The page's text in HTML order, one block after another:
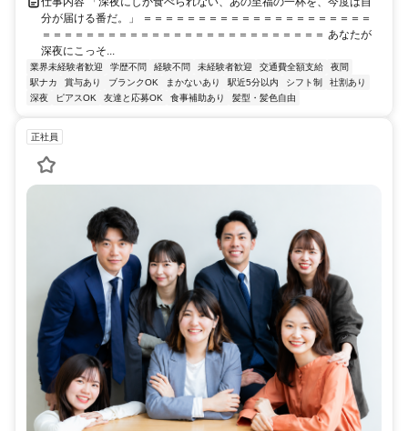
分が届ける番だ。」 ＝＝＝＝＝＝＝＝＝＝＝＝＝＝＝＝＝＝＝＝＝
＝＝＝＝＝＝＝＝＝＝＝＝＝＝＝＝＝＝＝＝＝＝＝＝＝＝ あなたが
深夜にこっそ...
業界未経験者歓迎 学歴不問 経験不問 未経験者歓迎 交通費全額支給
夜間
駅ナカ
賞与あり ブランクOK まかないあり 駅近5分以内 シフト制
社割あり
深夜
ピアスOK 友達と応募OK 食事補助あり 髪型・髪色自由
正社員